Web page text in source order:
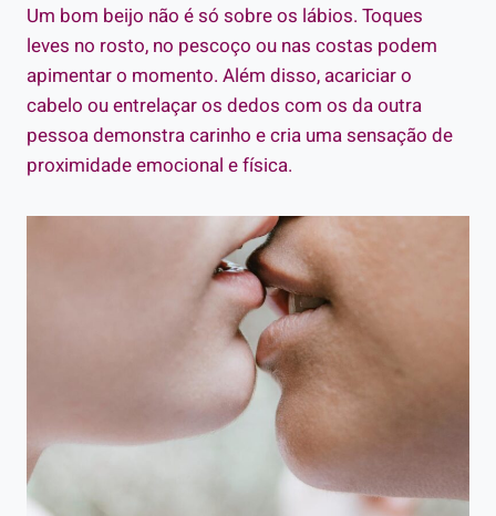
Um bom beijo não é só sobre os lábios. Toques
leves no rosto, no pescoço ou nas costas podem
apimentar o momento. Além disso, acariciar o
cabelo ou entrelaçar os dedos com os da outra
pessoa demonstra carinho e cria uma sensação de
proximidade emocional e física.